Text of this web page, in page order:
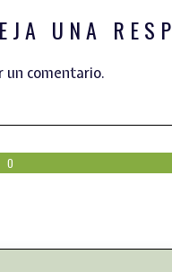
UNA
un comentario.